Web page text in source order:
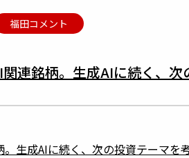
福田コメント
連銘柄。生成AIに続く、
。生成AIに続く、次の投資テーマを